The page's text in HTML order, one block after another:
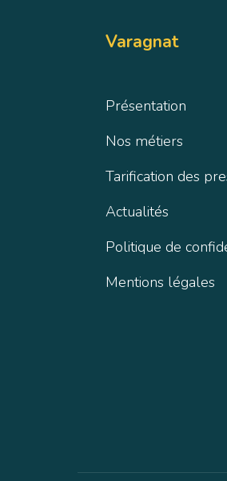
Varagnat
Présentation
Nos métiers
Tarification des
Actualités
Politique de
Mentions légales